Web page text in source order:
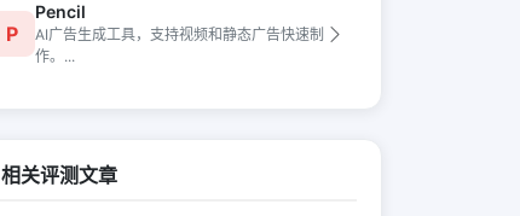
P
Pencil
AI广告生成工具，支持视频和静态广告快速制
作。...
相关评测文章